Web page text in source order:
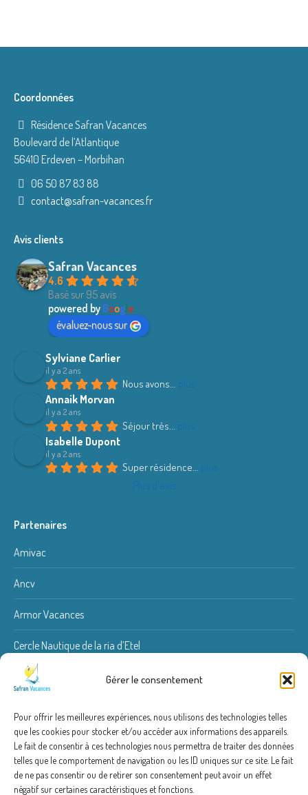
Gérer le consentement
Pour offrir les meilleures expériences, nous utilisons des technologies telles
que les cookies pour stocker et/ou accéder aux informations des appareils.
Le fait de consentir à ces technologies nous permettra de traiter des données
telles que le comportement de navigation ou les ID uniques sur ce site. Le fait
de ne pas consentir ou de retirer son consentement peut avoir un effet
négatif sur certaines caractéristiques et fonctions.
Coordonnées
Résidence Safran Vacances
Boulevard de l’Atlantique
56410 Erdeven – Morbihan
06 50 87 83 88
contact@safran-vacances.fr
Avis clients
Safran Vacances
4.6
Basé sur 95 avis
powered by Google
évaluez-nous sur
Sylviane Carlier
il y a 2 ans
Nous avons... plus
Annaik Morvan
il y a 2 ans
Séjour très plus
Isabelle Dupont
il y a 2 ans
Super résidence plus
Plus d'avis
Partenaires
Amivac
Ancv
Armor Vacances
Cercle Nautique de la ria d’Etel
Kite Spirit
Renoviolet couvreur